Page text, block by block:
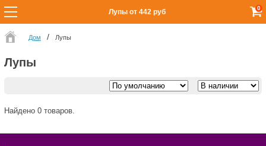
Дом Лупы
Лупы
Найдено 0 товаров.
Лупы от 442 руб 0